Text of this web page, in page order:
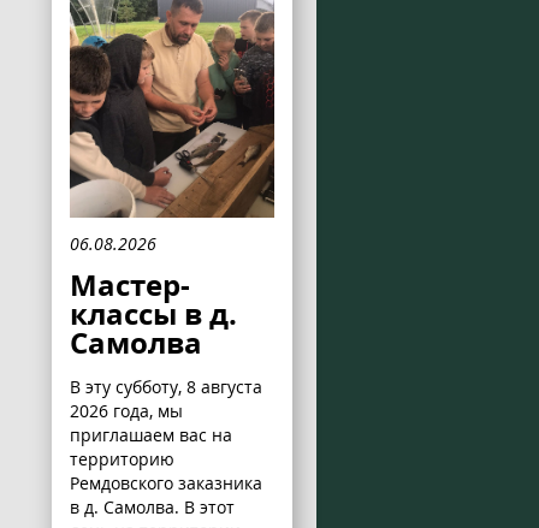
06.08.2026
Мастер-
классы в д.
Самолва
В эту субботу, 8 августа
2026 года, мы
приглашаем вас на
территорию
Ремдовского заказника
в д. Самолва. В этот